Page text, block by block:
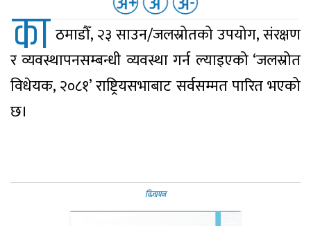
का ठमाडौँ, २३ साउन/जलस्रोतको उपयोग, संरक्षण
र व्यवस्थापनसम्बन्धी व्यवस्था गर्न ल्याइएको ‘जलस्रोत
विधेयक, २०८१’ राष्ट्रियसभाबाट सर्वसम्मत पारित भएको
छ।